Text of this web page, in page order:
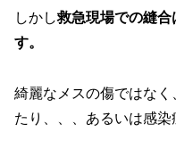
しかし救急現場での縫合
す。
綺麗なメスの傷ではな
たり、、、あるいは感染